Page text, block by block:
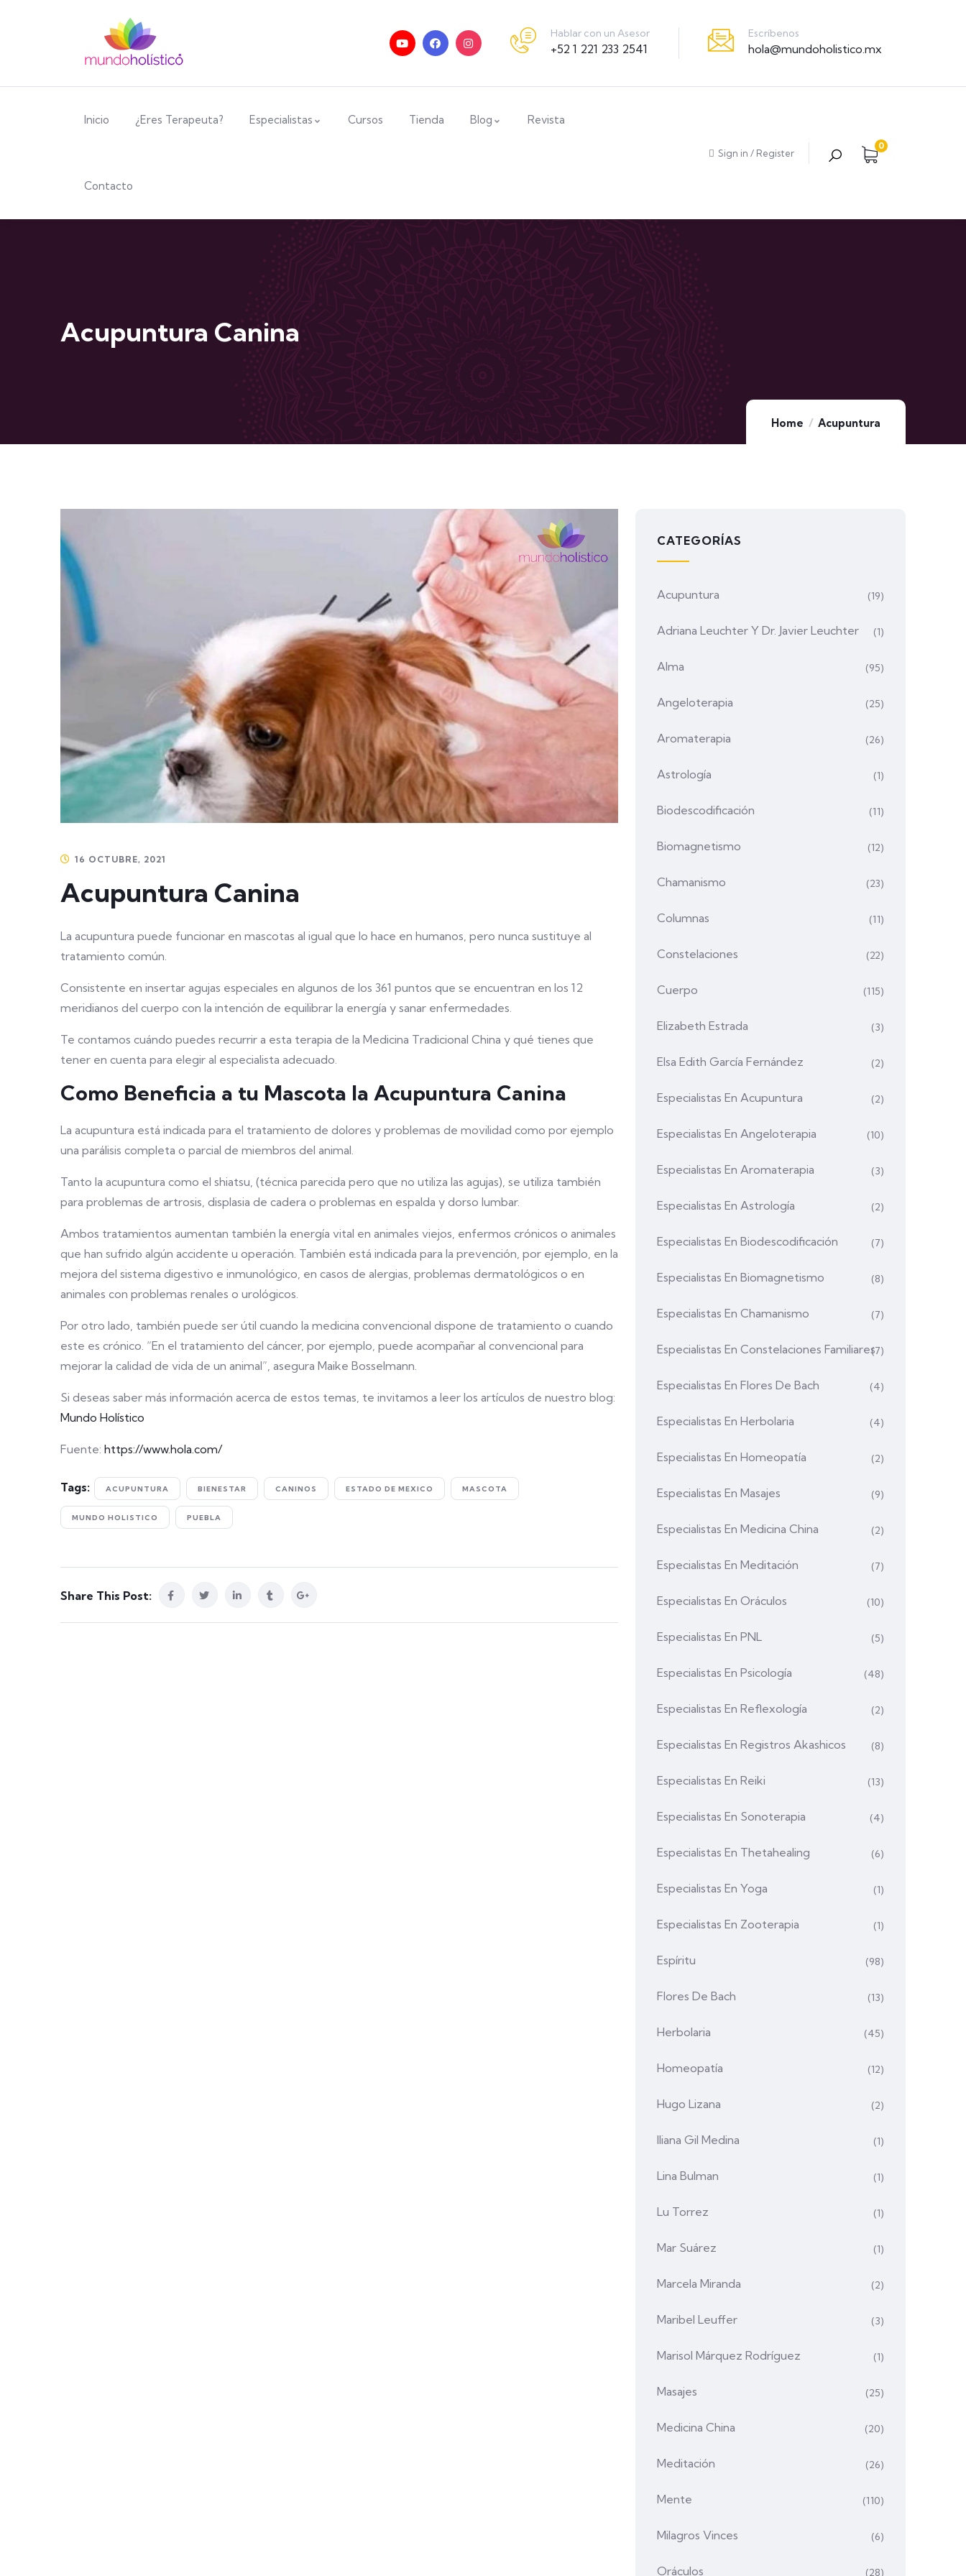
Hablar con un Asesor
+52 1 221 233 2541
Escríbenos
hola@mundoholistico.mx
Inicio ¿Eres Terapeuta? Especialistas Cursos Tienda Blog Revista
Contacto
Sign in / Register
0
Acupuntura Canina
Home Acupuntura
16 OCTUBRE, 2021
Acupuntura Canina
La acupuntura puede funcionar en mascotas al igual que lo hace en humanos, pero nunca sustituye al
tratamiento común.
Consistente en insertar agujas especiales en algunos de los 361 puntos que se encuentran en los 12
meridianos del cuerpo con la intención de equilibrar la energía y sanar enfermedades.
Te contamos cuándo puedes recurrir a esta terapia de la Medicina Tradicional China y qué tienes que
tener en cuenta para elegir al especialista adecuado.
Como Beneficia a tu Mascota la Acupuntura Canina
La acupuntura está indicada para el tratamiento de dolores y problemas de movilidad como por ejemplo
una parálisis completa o parcial de miembros del animal.
Tanto la acupuntura como el shiatsu, (técnica parecida pero que no utiliza las agujas), se utiliza también
para problemas de artrosis, displasia de cadera o problemas en espalda y dorso lumbar.
Ambos tratamientos aumentan también la energía vital en animales viejos, enfermos crónicos o animales
que han sufrido algún accidente u operación. También está indicada para la prevención, por ejemplo, en la
mejora del sistema digestivo e inmunológico, en casos de alergias, problemas dermatológicos o en
animales con problemas renales o urológicos.
Por otro lado, también puede ser útil cuando la medicina convencional dispone de tratamiento o cuando
este es crónico. “En el tratamiento del cáncer, por ejemplo, puede acompañar al convencional para
mejorar la calidad de vida de un animal”, asegura Maike Bosselmann.
Si deseas saber más información acerca de estos temas, te invitamos a leer los artículos de nuestro blog:
Mundo Holístico
Fuente: https://www.hola.com/
Tags: ACUPUNTURA BIENESTAR CANINOS ESTADO DE MEXICO MASCOTA
MUNDO HOLISTICO PUEBLA
Share This Post:
CATEGORÍAS
Acupuntura (19)
Adriana Leuchter Y Dr. Javier Leuchter (1)
Alma (95)
Angeloterapia (25)
Aromaterapia (26)
Astrología (1)
Biodescodificación (11)
Biomagnetismo (12)
Chamanismo (23)
Columnas (11)
Constelaciones (22)
Cuerpo (115)
Elizabeth Estrada (3)
Elsa Edith García Fernández (2)
Especialistas En Acupuntura (2)
Especialistas En Angeloterapia (10)
Especialistas En Aromaterapia (3)
Especialistas En Astrología (2)
Especialistas En Biodescodificación (7)
Especialistas En Biomagnetismo (8)
Especialistas En Chamanismo (7)
Especialistas En Constelaciones Familiares(7)
Especialistas En Flores De Bach (4)
Especialistas En Herbolaria (4)
Especialistas En Homeopatía (2)
Especialistas En Masajes (9)
Especialistas En Medicina China (2)
Especialistas En Meditación (7)
Especialistas En Oráculos (10)
Especialistas En PNL (5)
Especialistas En Psicología (48)
Especialistas En Reflexología (2)
Especialistas En Registros Akashicos (8)
Especialistas En Reiki (13)
Especialistas En Sonoterapia (4)
Especialistas En Thetahealing (6)
Especialistas En Yoga (1)
Especialistas En Zooterapia (1)
Espíritu (98)
Flores De Bach (13)
Herbolaria (45)
Homeopatía (12)
Hugo Lizana (2)
Iliana Gil Medina (1)
Lina Bulman (1)
Lu Torrez (1)
Mar Suárez (1)
Marcela Miranda (2)
Maribel Leuffer (3)
Marisol Márquez Rodríguez (1)
Masajes (25)
Medicina China (20)
Meditación (26)
Mente (110)
Milagros Vinces (6)
Oráculos (28)